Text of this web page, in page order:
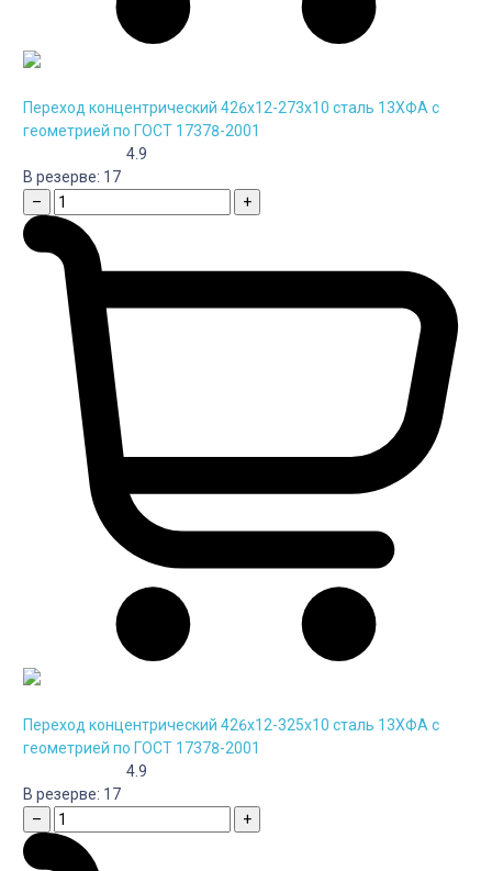
Переход концентрический 426х12-273х10 сталь 13ХФА с
геометрией по ГОСТ 17378-2001
4.9
В резерве: 17
–
+
Переход концентрический 426х12-325х10 сталь 13ХФА с
геометрией по ГОСТ 17378-2001
4.9
В резерве: 17
–
+